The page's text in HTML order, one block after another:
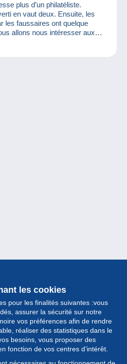
plus d’un philatéliste.
en vaut deux. Ensuite, les
les faussaires ont quelque
allons nous intéresser aux
timbres sont créés pour faire
les cookies
pour les finalités suivantes :vous
assurer la sécurité sur notre
vos préférences afin de rendre
réaliser des statistiques dans le
besoins, vous proposer des
fonction de vos centres d’intérêt.